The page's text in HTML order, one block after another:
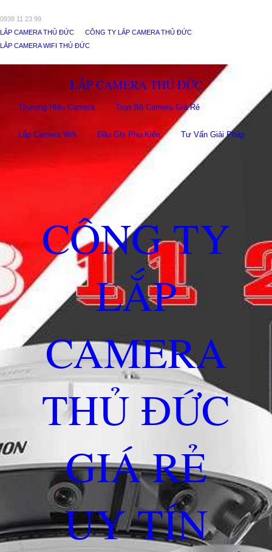
0938 11 23 99
LẮP CAMERA THỦ ĐỨC
CÔNG TY LẮP CAMERA THỦ ĐỨC
LẮP CAMERA WIFI THỦ ĐỨC
LẮP CAMERA THỦ ĐỨC
Thương Hiệu Camera Trọn Bộ Camera Giá Rẻ
Lắp Camera Wifi Đầu Ghi Phụ Kiên Tư Vấn Giải Pháp
CÔNG TY
LẮP
CAMERA
THỦ ĐỨC
GIÁ RẺ
UY TÍN